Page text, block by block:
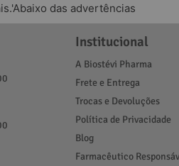
das advertências
Institucional
A Biostévi Pharma
Frete e Entrega
Trocas e Devoluções
Política de Privacidade
Blog
Farmacêutico